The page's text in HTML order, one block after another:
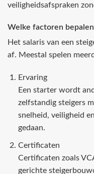
veiligheidsafspraken
Welke factoren bepalen
Het salaris van een
af. Meestal spelen
Ervaring
Een starter wordt
zelfstandig steigers
snelheid, veiligheid
gedaan.
Certificaten
Certificaten zoals
gerichte